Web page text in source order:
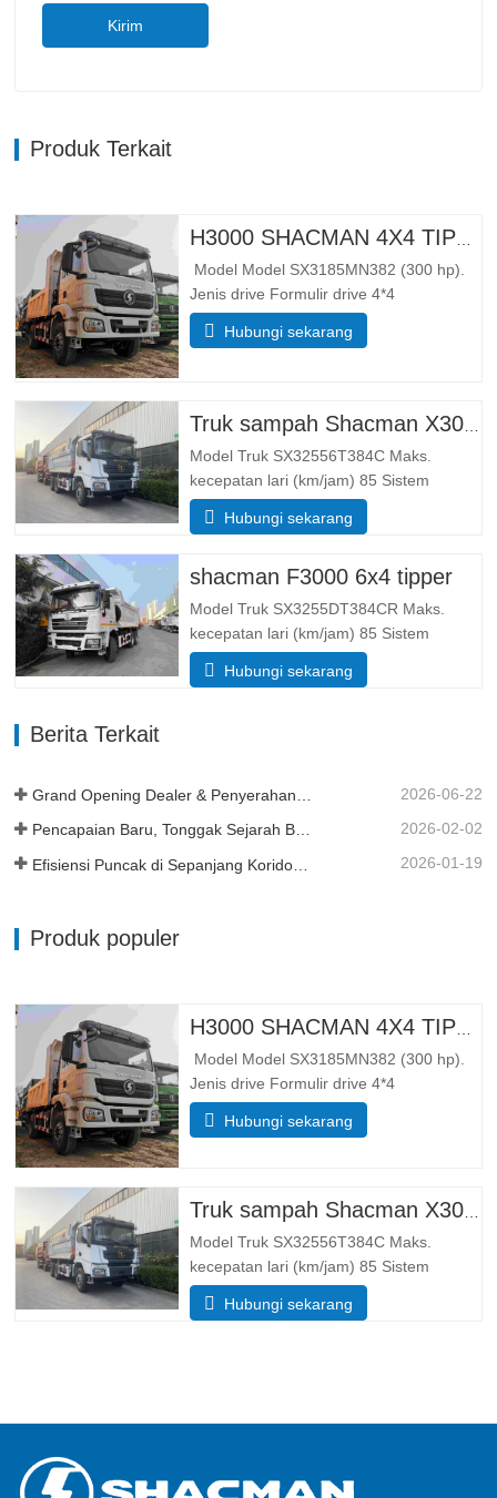
Kirim
Produk Terkait
Model Model SX3185MN382 (300 hp).
Jenis drive Formulir drive 4*4
BeratParameter berat Massa
trotoar lengkap (kg) 整备质量 5500
keseluruhan (PxLxT) (mm)Dimensi
Hubungi sekarang
Model Truk SX32556T384C Maks.
kecepatan lari (km/jam) 85 Sistem
Penggerak 6×4 Ukuran (L*W*H)(mm)
Keseluruhan 8385*2490*3450 Buang
Bawah 8, sisi 6 Sistem pengangkatan
hidrolik HYVA pengangkat tengah atau…
Hubungi sekarang
shacman F3000 6x4 tipper
Model Truk SX3255DT384CR Maks.
kecepatan lari (km/jam) 85 Sistem
Penggerak 6×4 Ukuran (L*W*H)(mm)
Keseluruhan 8385*2490*3450 Buang
Hubungi sekarang
Berita Terkait
2026-06-22
Pencapaian Baru, Tonggak Sejarah Baru - Momentum Berlanjut 2026-02-02
2026-01-19
Produk populer
Model Model SX3185MN382 (300 hp).
Jenis drive Formulir drive 4*4
BeratParameter berat Massa
trotoar lengkap (kg) 整备质量 5500
keseluruhan (PxLxT) (mm)Dimensi
Hubungi sekarang
Model Truk SX32556T384C Maks.
kecepatan lari (km/jam) 85 Sistem
Penggerak 6×4 Ukuran (L*W*H)(mm)
Keseluruhan 8385*2490*3450 Buang
Hubungi sekarang